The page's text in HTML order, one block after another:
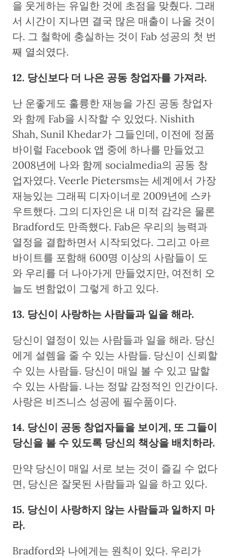
을 웃게하는 유일한 것에 초점을 맞췄다. 그래
서 시간이 지나면 결국 많은 매출이 나올 것이
다. 그 철학에 충실하는 것이 Fab 성공의 첫 번
째 열쇠였다.
12. 당신보다 더 나은 공동 창업자를 가져라.
난 운좋게도 훌륭한 재능을 가진 공동 창업자
와 함께 Fab을 시작할 수 있었다. Nishith
Shah, Sunil Khedar가 그들인데, 이전에 정품
바이럴 Facebook 앱 중에 하나를 만들었고
2008년에 나와 함께 socialmedia의 공동 창
업자였다. Veerle Pietersms는 세계에서 가장
재능있는 그래픽 디자이너로 2009년에 스카
우트했다. 그의 디자인은 내 미적 감각은 물론
Bradford도 만족했다. Fab은 우리의 능력과
열정을 결합하면서 시작되었다. 그리고 아르
바이트를 포함해 600명 이상의 사람들이 도
와 우리를 더 나아가게 만들었지만, 여전히 오
늘도 변함없이 그렇게 하고 있다.
13. 당신이 사랑하는 사람들과 일을 해라.
당신이 열정이 있는 사람들과 일을 해라. 당신
에게 설렘을 줄 수 있는 사람들. 당신이 신뢰할
수 있는 사람들. 당신이 매일 볼 수 있고 말할
수 있는 사람들. 나는 정말 감정적인 인간이다.
사랑은 비즈니스 성공에 필수품이다.
14. 당신이 공동 창업자들을 보이게, 또 그들이
당신을 볼 수 있도록 당신의 책상을 배치하라.
만약 당신이 매일 서로 보는 것이 즐길 수 없다
면, 당신은 잘못된 사람들과 일을 하고 있다.
15. 당신이 사랑하지 않는 사람들과 일하지 마
라.
Bradford와 나에게는 원칙이 있다. 우리가